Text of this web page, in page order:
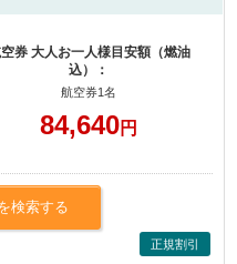
券 大人お一人様目安額（燃油
込）：
航空券1名
84,640円
検索する
正規割引